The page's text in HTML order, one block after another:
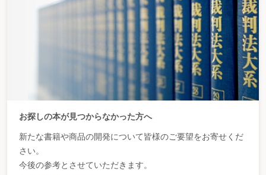
この取消裁決を受け、課税当局は、今後の調査に向けた教訓とし
て、次のように記載している。
今回の事例は、各家屋の「建築面積」の割合により本件特例
た。ただし、各家屋の間に堀や障壁等が存在するなど、特段の
事情がある場合には、当該判断基準が当てはまらないこともあ
る。したがって、事案ごとに、事実関係を詳細に確認し、社会
お探しの本が見つからなかった方へ
新たな書籍や商品の開発について皆様のご要望をお寄せくだ
さい。
今後の参考とさせていただきます。